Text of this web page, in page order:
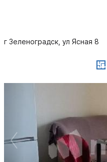
г Зеленоградск, ул Ясная 8